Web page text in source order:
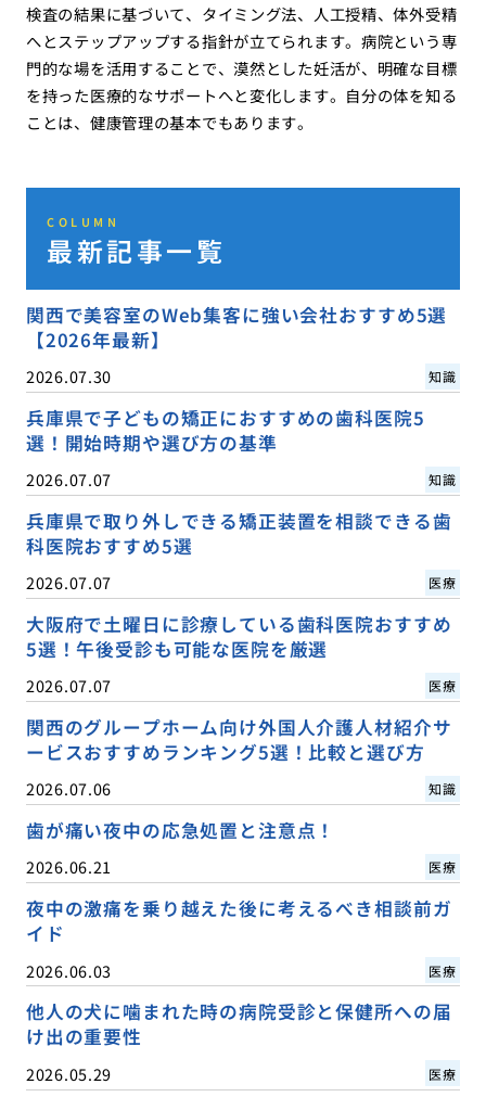
検査の結果に基づいて、タイミング法、人工授精、体外受精
へとステップアップする指針が立てられます。病院という専
門的な場を活用することで、漠然とした妊活が、明確な目標
を持った医療的なサポートへと変化します。自分の体を知る
ことは、健康管理の基本でもあります。
COLUMN
最新記事一覧
関西で美容室のWeb集客に強い会社おすすめ5選
【2026年最新】
2026.07.30 知識
兵庫県で子どもの矯正におすすめの歯科医院5
選！開始時期や選び方の基準
2026.07.07 知識
兵庫県で取り外しできる矯正装置を相談できる歯
科医院おすすめ5選
2026.07.07 医療
大阪府で土曜日に診療している歯科医院おすすめ
5選！午後受診も可能な医院を厳選
2026.07.07 医療
関西のグループホーム向け外国人介護人材紹介サ
ービスおすすめランキング5選！比較と選び方
2026.07.06 知識
歯が痛い夜中の応急処置と注意点！
2026.06.21 医療
夜中の激痛を乗り越えた後に考えるべき相談前ガ
イド
2026.06.03 医療
他人の犬に噛まれた時の病院受診と保健所への届
け出の重要性
2026.05.29 医療